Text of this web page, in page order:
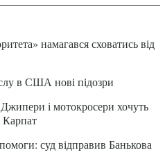
намагався сховатись від
в США нові підозри
і мотокросери хочуть
Карпат
суд відправив Банькова